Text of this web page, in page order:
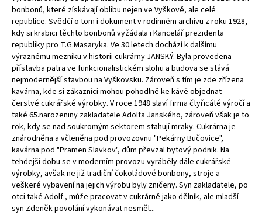
bonbonů, které získávají oblibu nejen ve Vyškově, ale celé
republice. Svědčí o tom i dokument v rodinném archivu z roku 1928,
kdy si krabici těchto bonbonů vyžádala i Kancelář prezidenta
republiky pro T.G.Masaryka. Ve 30.letech dochází k dalšímu
výraznému mezníku v historii cukrárny JANSKÝ. Byla provedena
přístavba patra ve funkcionalistickém slohu a budova se stává
nejmodernější stavbou na Vyškovsku. Zároveň s tím je zde zřízena
kavárna, kde si zákazníci mohou pohodlně ke kávě objednat
čerstvé cukrářské výrobky. V roce 1948 slaví firma čtyřicáté výročí a
také 65.narozeniny zakladatele Adolfa Janského, zároveň však je to
rok, kdy se nad soukromým sektorem stahují mraky. Cukrárna je
znárodněna a včleněna pod provozovnu "Pekárny Bučovice",
kavárna pod "Pramen Slavkov", dům převzal bytový podnik. Na
tehdejší dobu se v moderním provozu vyráběly dále cukrářské
výrobky, avšak ne již tradiční čokoládové bonbony, stroje a
veškeré vybavení na jejich výrobu byly zničeny. Syn zakladatele, po
otci také Adolf , může pracovat v cukrárně jako dělník, ale mladší
syn Zdeněk povolání vykonávat nesměl...